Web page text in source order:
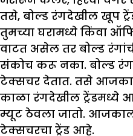
तसे, बोल्ड रंगदेखील खूप
तुमच्या घरामध्ये किंवा
वाटत असेल तर बोल्ड
संकोच करू नका. बोल्ड
टेक्सचर देतात. तसे
काळा रंगदेखील ट्रेंडमध्ये
म्यूट ठेवला जातो.
टेक्सचरचा ट्रेंड आहे.